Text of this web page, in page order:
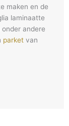
maken en de
laminaatte
andere
parket van